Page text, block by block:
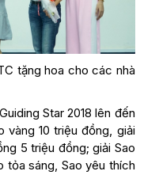
tặng hoa cho các nhà
Star 2018 lên đến
vàng 10 triệu đồng, giải
5 triệu đồng; giải Sao
tỏa sáng, Sao yêu thích